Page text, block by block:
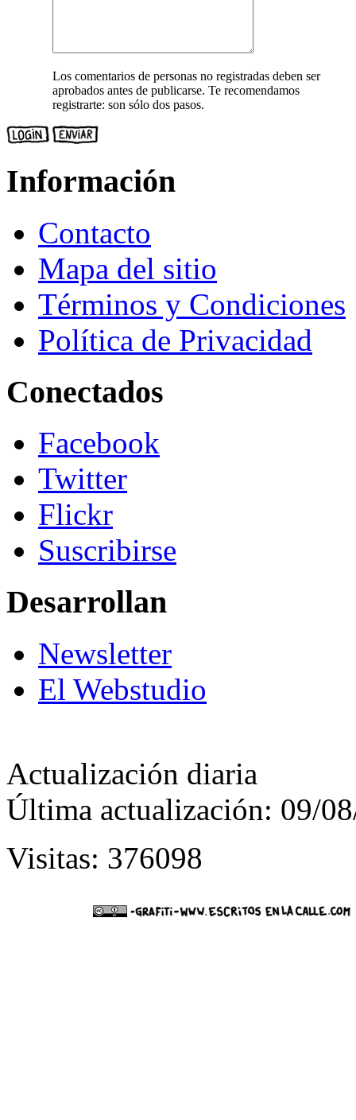
Los comentarios de personas no registradas deben ser
aprobados antes de publicarse. Te recomendamos
registrarte: son sólo dos pasos.
Información
Contacto
Mapa del sitio
Términos y Condiciones
Política de Privacidad
Conectados
Facebook
Twitter
Flickr
Suscribirse
Desarrollan
Newsletter
El Webstudio
Actualización diaria
Última actualización: 09/
Visitas: 376098